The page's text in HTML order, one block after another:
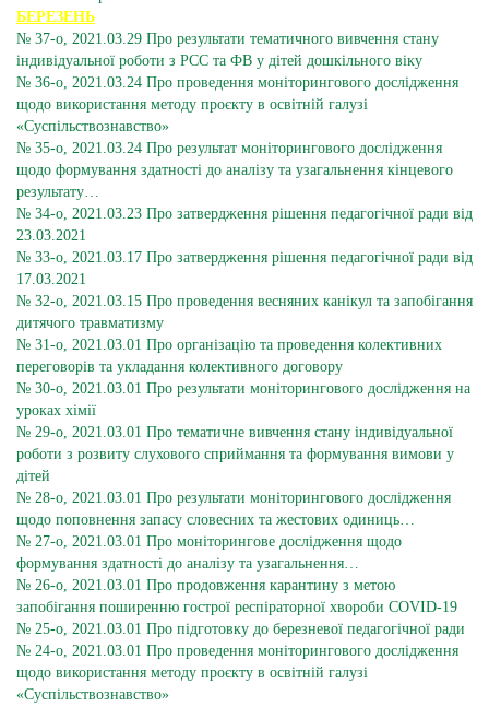
БЕРЕЗЕНЬ
№ 37-о, 2021.03.29 Про результати тематичного вивчення стану
індивідуальної роботи з РСС та ФВ у дітей дошкільного віку
№ 36-о, 2021.03.24 Про проведення моніторингового дослідження
щодо використання методу проєкту в освітній галузі
«Суспільствознавство»
№ 35-о, 2021.03.24 Про результат моніторингового дослідження
щодо формування здатності до аналізу та узагальнення кінцевого
результату…
№ 34-о, 2021.03.23 Про затвердження рішення педагогічної ради від
23.03.2021
№ 33-о, 2021.03.17 Про затвердження рішення педагогічної ради від
17.03.2021
№ 32-о, 2021.03.15 Про проведення весняних канікул та запобігання
дитячого травматизму
№ 31-о, 2021.03.01 Про організацію та проведення колективних
переговорів та укладання колективного договору
№ 30-о, 2021.03.01 Про результати моніторингового дослідження на
уроках хімії
№ 29-о, 2021.03.01 Про тематичне вивчення стану індивідуальної
роботи з розвиту слухового сприймання та формування вимови у
дітей
№ 28-о, 2021.03.01 Про результати моніторингового дослідження
щодо поповнення запасу словесних та жестових одиниць…
№ 27-о, 2021.03.01 Про моніторингове дослідження щодо
формування здатності до аналізу та узагальнення…
№ 26-о, 2021.03.01 Про продовження карантину з метою
запобігання поширенню гострої респіраторної хвороби COVID-19
№ 25-о, 2021.03.01 Про підготовку до березневої педагогічної ради
№ 24-о, 2021.03.01 Про проведення моніторингового дослідження
щодо використання методу проєкту в освітній галузі
«Суспільствознавство»